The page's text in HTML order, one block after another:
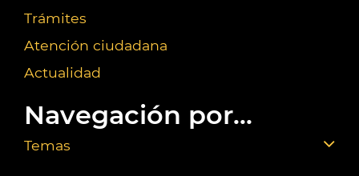
Trámites
Atención ciudadana
Actualidad
Navegación por...
Temas